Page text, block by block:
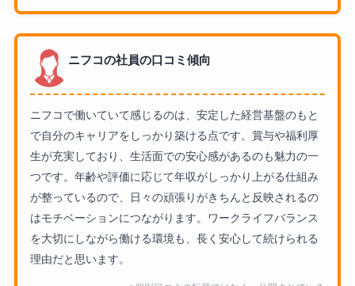
ニフコの社員の口コミ傾向
ニフコで働いていて感じるのは、安定した経営基盤のもと
で自分のキャリアをしっかり築ける点です。賞与や福利厚
生が充実しており、生活面での安心感があるのも魅力の一
つです。年齢や評価に応じて年収がしっかり上がる仕組み
が整っているので、日々の頑張りがきちんと反映されるの
はモチベーションにつながります。ワークライフバランス
を大切にしながら働ける環境も、長く安心して続けられる
理由だと思います。